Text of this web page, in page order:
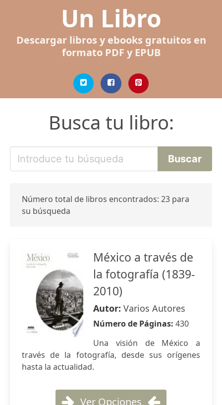
Un Libro
Descargar libros y ebooks gratuitos en
formato PDF y EPUB
Busca tu libro:
Número total de libros encontrados: 23 para
su búsqueda
México a través de
la fotografía (1839-
2010)
Autor: Varios Autores
Número de Páginas: 430
Una visión de México a
través de la fotografía, desde sus orígenes
hasta la actualidad.
Ver Opciones